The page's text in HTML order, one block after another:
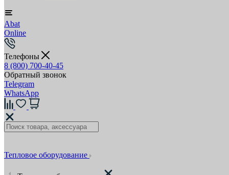
Abat
Online
Телефоны
8 (800) 700-40-45
Обратный звонок
Telegram
WhatsApp
Тепловое оборудование